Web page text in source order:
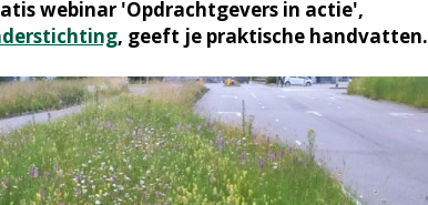
webinar 'Opdrachtgevers in actie',
, geeft je praktische handvatten.